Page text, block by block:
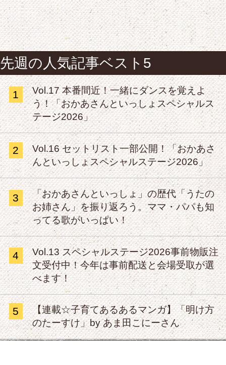
先週の人気記事ベスト5
1
Vol.17 本番間近！一緒にダンスを覚えよ
う！「おかあさんといっしょスペシャルス
テージ2026」
2
Vol.16 セットリスト一部公開！「おかあさ
んといっしょスペシャルステージ2026」
3
「おかあさんといっしょ」の歴代「うたの
お姉さん」を振り返ろう。ママ・パパも知
ってる歌がいっぱい！
4
Vol.13 スペシャルステージ2026事前物販注
文受付中！今年は事前配送と会場受取が選
べます！
5
【連載☆子育てあるあるマンガ】「明け方
のたーすけ」by あま田こにーさん